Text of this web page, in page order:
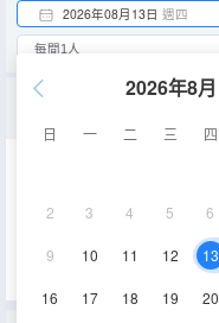
2026年08月13日 週四
2026年8月
日 一 二 三 四
2 3 4 5 6
9 10 11 12 13
16 17 18 19 20